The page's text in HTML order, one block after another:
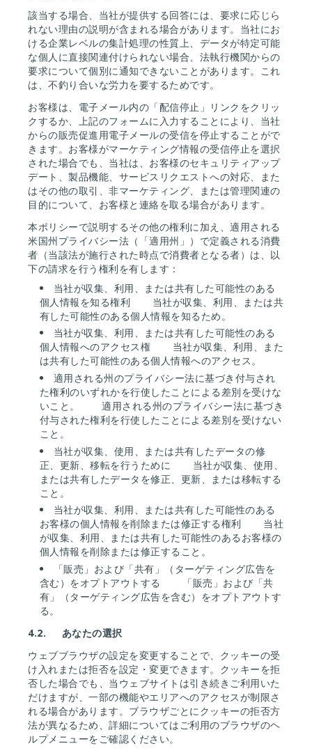
該当する場合、当社が提供する回答には、要求に応じら
れない理由の説明が含まれる場合があります。当社にお
ける企業レベルの集計処理の性質上、データが特定可能
な個人に直接関連付けられない場合、法執行機関からの
要求について個別に通知できないことがあります。これ
は、不釣り合いな労力を要するためです。
お客様は、電子メール内の「配信停止」リンクをクリッ
クするか、上記のフォームに入力することにより、当社
からの販売促進用電子メールの受信を停止することがで
きます。お客様がマーケティング情報の受信停止を選択
された場合でも、当社は、お客様のセキュリティアップ
デート、製品機能、サービスリクエストへの対応、また
はその他の取引、非マーケティング、または管理関連の
目的について、お客様と連絡を取る場合があります。
本ポリシーで説明するその他の権利に加え、適用される
米国州プライバシー法（「適用州」）で定義される消費
者（当該法が施行された時点で消費者となる者）は、以
下の請求を行う権利を有します：
当社が収集、利用、または共有した可能性のある
個人情報を知る権利 当社が収集、利用、または共
有した可能性のある個人情報を知るため。
当社が収集、利用、または共有した可能性のある
個人情報へのアクセス権 当社が収集、利用、また
は共有した可能性のある個人情報へのアクセス。
適用される州のプライバシー法に基づき付与され
た権利のいずれかを行使したことによる差別を受けな
いこと。適用される州のプライバシー法に基づき
付与された権利を行使したことによる差別を受けない
こと。
当社が収集、使用、または共有したデータの修
正、更新、移転を行うために 当社が収集、使用、
または共有したデータを修正、更新、または移転する
こと。
当社が収集、利用、または共有した可能性のある
お客様の個人情報を削除または修正する権利 当社
が収集、利用、または共有した可能性のあるお客様の
個人情報を削除または修正すること。
「販売」および「共有」（ターゲティング広告を
含む）をオプトアウトする
「販売」および「共
有」（ターゲティング広告を含む）をオプトアウトす
る。
4.2.
あなたの選択
ウェブブラウザの設定を変更することで、クッキーの受
け入れまたは拒否を設定・変更できます。クッキーを拒
否した場合でも、当ウェブサイトは引き続きご利用いた
だけますが、一部の機能やエリアへのアクセスが制限さ
れる場合があります。ブラウザごとにクッキーの拒否方
法が異なるため、詳細についてはご利用のブラウザのヘ
ルプメニューをご確認ください。